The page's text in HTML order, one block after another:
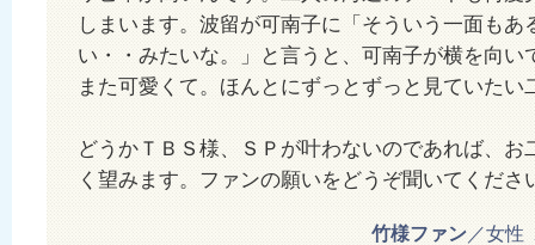
しまいます。波留が可南子に「そういう一面もあ
い・・みたいな。」と言うと、可南子が横を向い
また可愛くて。ほんとにずっとずっと見ていたい
どうかＴＢＳ様、ＳＰが叶わないのであれば、お
く望みます。ファンの願いをどうぞ聞いてくださ
竹様ファン／女性